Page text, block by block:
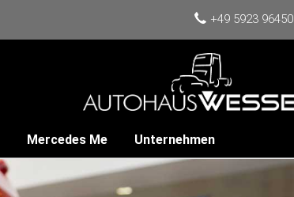
+49 5923 96450
Mercedes Me Unternehmen